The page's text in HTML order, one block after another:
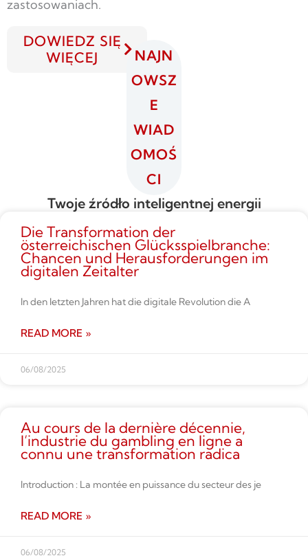
zastosowaniach.
DOWIEDZ SIĘ
WIĘCEJ
NAJN
OWSZ
E
WIAD
OMOŚ
CI
Twoje źródło inteligentnej energii
Die Transformation der
österreichischen Glücksspielbranche:
Chancen und Herausforderungen im
digitalen Zeitalter
In den letzten Jahren hat die digitale Revolution die A
READ MORE »
06/08/2025
Au cours de la dernière décennie,
l’industrie du gambling en ligne a
connu une transformation radica
Introduction : La montée en puissance du secteur des je
READ MORE »
06/08/2025